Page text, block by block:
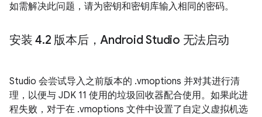
如需解决此问题，请为密钥和密钥库输入相同的密码。
安装 4.2 版本后，Android Studio 无法启动
Studio 会尝试导入之前版本的 .vmoptions 并对其进行清
理，以便与 JDK 11 使用的垃圾回收器配合使用。 如果此进
程失败，对于在 .vmoptions 文件中设置了自定义虚拟机选